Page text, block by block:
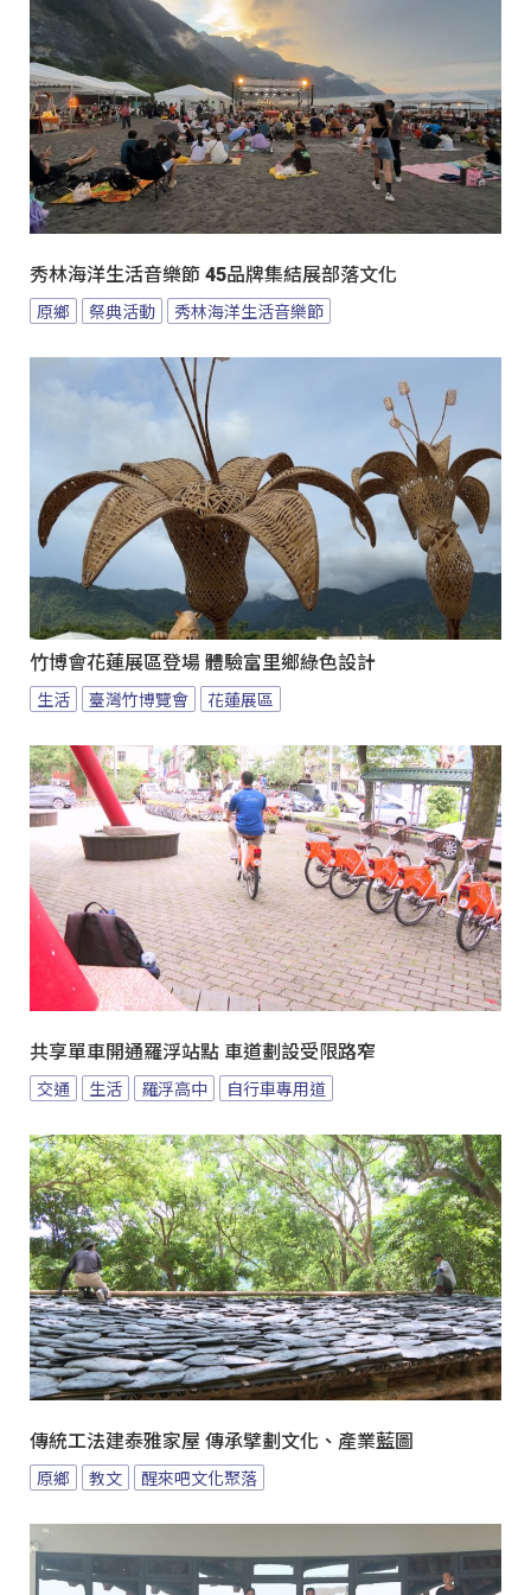
秀林海洋生活音樂節 45品牌集結展部落文化
原鄉 祭典活動 秀林海洋生活音樂節
竹博會花蓮展區登場 體驗富里鄉綠色設計
生活 臺灣竹博覽會 花蓮展區
共享單車開通羅浮站點 車道劃設受限路窄
交通 生活 羅浮高中 自行車專用道
傳統工法建泰雅家屋 傳承擘劃文化、產業藍圖
原鄉 教文 醒來吧文化聚落